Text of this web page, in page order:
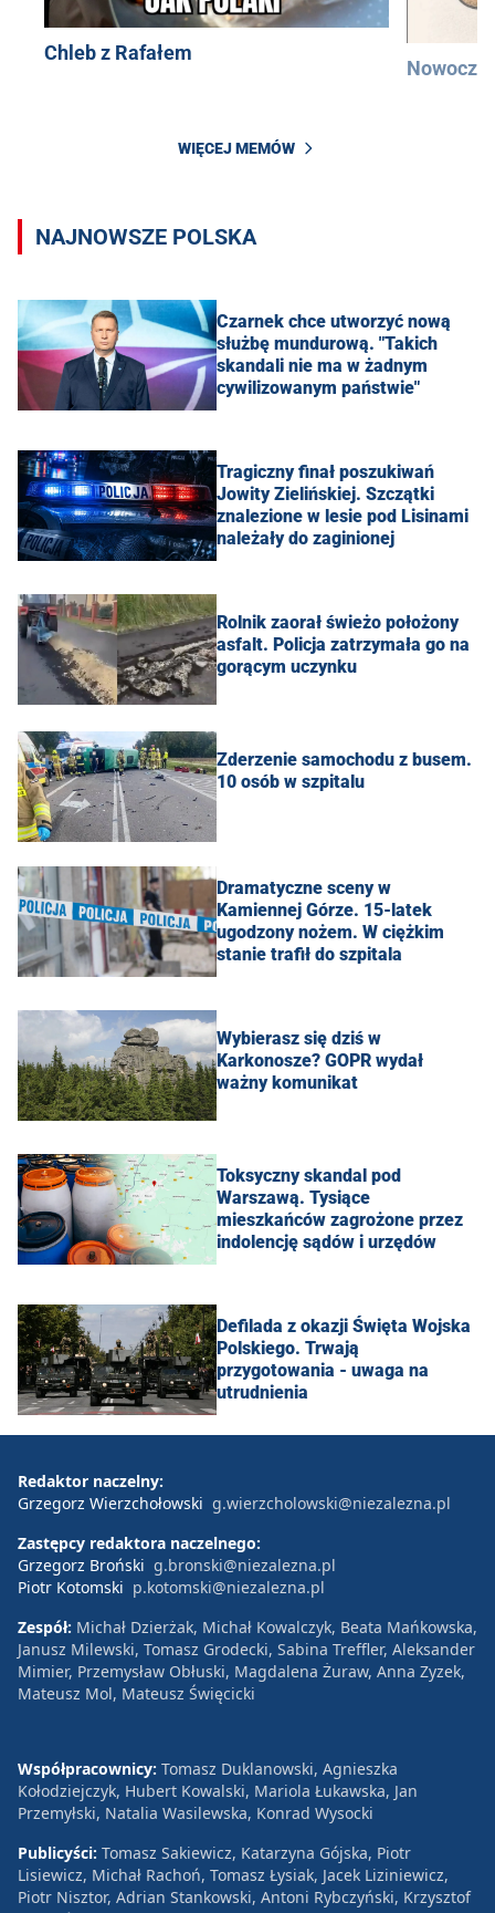
Chleb z Rafałem
WIĘCEJ MEMÓW
NAJNOWSZE POLSKA
Czarnek chce utworzyć nową
służbę mundurową. "Takich
skandali nie ma w żadnym
cywilizowanym państwie"
Tragiczny finał poszukiwań
Jowity Zielińskiej. Szczątki
znalezione w lesie pod Lisinami
należały do zaginionej
Rolnik zaorał świeżo położony
asfalt. Policja zatrzymała go na
gorącym uczynku
Zderzenie samochodu z busem.
10 osób w szpitalu
Dramatyczne sceny w
Kamiennej Górze. 15-latek
ugodzony nożem. W ciężkim
stanie trafił do szpitala
Wybierasz się dziś w
Karkonosze? GOPR wydał
ważny komunikat
Toksyczny skandal pod
Warszawą. Tysiące
mieszkańców zagrożone przez
indolencję sądów i urzędów
Defilada z okazji Święta Wojska
Polskiego. Trwają
przygotowania - uwaga na
utrudnienia
Redaktor naczelny:
Grzegorz Wierzchołowski g.wierzcholowski@niezalezna.pl
Zastępcy redaktora naczelnego:
Grzegorz Broński g.bronski@niezalezna.pl
Piotr Kotomski p.kotomski@niezalezna.pl
Zespół: Michał Dzierżak, Michał Kowalczyk, Beata Mańkowska,
Janusz Milewski, Tomasz Grodecki, Sabina Treffler, Aleksander
Mimier, Przemysław Obłuski, Magdalena Żuraw, Anna Zyzek,
Mateusz Mol, Mateusz Święcicki
Współpracownicy: Tomasz Duklanowski, Agnieszka
Kołodziejczyk, Hubert Kowalski, Mariola Łukawska, Jan
Przemyłski, Natalia Wasilewska, Konrad Wysocki
Publicyści: Tomasz Sakiewicz, Katarzyna Gójska, Piotr
Lisiewicz, Michał Rachoń, Tomasz Łysiak, Jacek Liziniewicz,
Piotr Nisztor, Adrian Stankowski, Antoni Rybczyński, Krzysztof